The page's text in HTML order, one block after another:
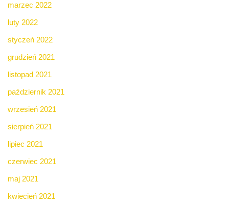
marzec 2022
luty 2022
styczeń 2022
grudzień 2021
listopad 2021
październik 2021
wrzesień 2021
sierpień 2021
lipiec 2021
czerwiec 2021
maj 2021
kwiecień 2021